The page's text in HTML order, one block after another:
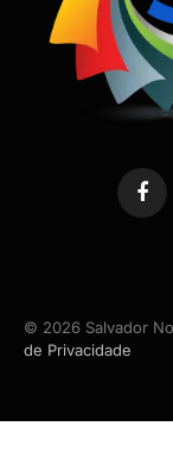
© 2026 Salvador
de Privacidade